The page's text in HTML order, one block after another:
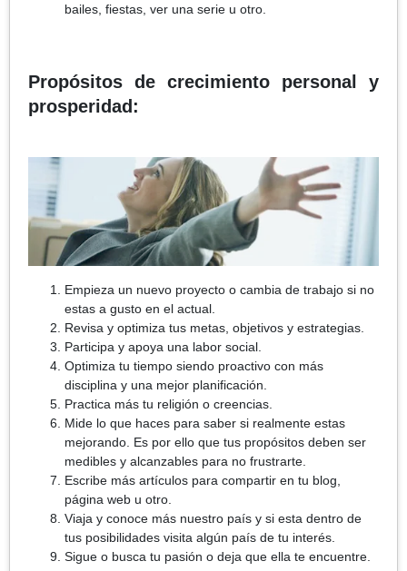
bailes, fiestas, ver una serie u otro.
Propósitos de crecimiento personal y
prosperidad:
Empieza un nuevo proyecto o cambia de trabajo si no
estas a gusto en el actual.
Revisa y optimiza tus metas, objetivos y estrategias.
Participa y apoya una labor social.
Optimiza tu tiempo siendo proactivo con más
disciplina y una mejor planificación.
Practica más tu religión o creencias.
Mide lo que haces para saber si realmente estas
mejorando. Es por ello que tus propósitos deben ser
medibles y alcanzables para no frustrarte.
Escribe más artículos para compartir en tu blog,
página web u otro.
Viaja y conoce más nuestro país y si esta dentro de
tus posibilidades visita algún país de tu interés.
Sigue o busca tu pasión o deja que ella te encuentre.